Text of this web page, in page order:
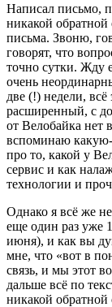
Написал письмо,
никакой обратной
письма. Звоню,
говорят, что
точно сутки. Жду
очень
две (!) недели, всё
расширенный, с
от Велобайка нет
вспоминаю какую-
про то, какой у
сервис и как
технологии и
Однако я всё же
еще один раз уже
июня), и как вы
мне, что «вот в
связь, и мы этот
дальше всё по
никакой обратной